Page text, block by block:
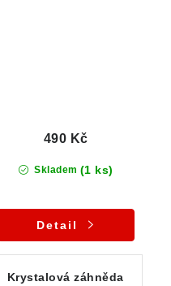
Skladem (1 ks)
490 Kč
Detail
Krystalová záhněda